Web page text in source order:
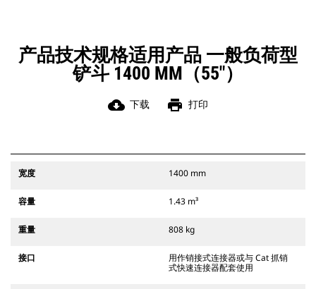
带式挖掘机和所有轮式挖掘机兼容。
此外，还提供挖沟宽度连接器。
与 CW 专用连接器系统兼容的附件采
用固定式快速连接器铰接件。 CW 专
用连接器采用楔式锁定系统，确保始
终稳固地连接附件。
产品技术规格适用产品 一般负荷型
铲斗 1400 MM（55"）
cloud_download 下载 print 打印
宽度 1400 mm
容量 1.43 m³
重量 808 kg
接口
用作销接式连接器或与 Cat 抓销
式快速连接器配套使用